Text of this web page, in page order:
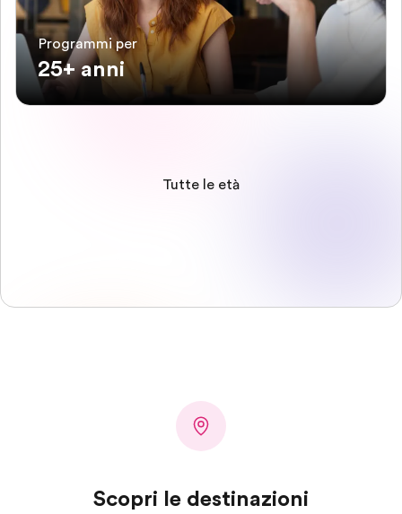
Programmi per
25+ anni
Tutte le età
Scopri le destinazioni